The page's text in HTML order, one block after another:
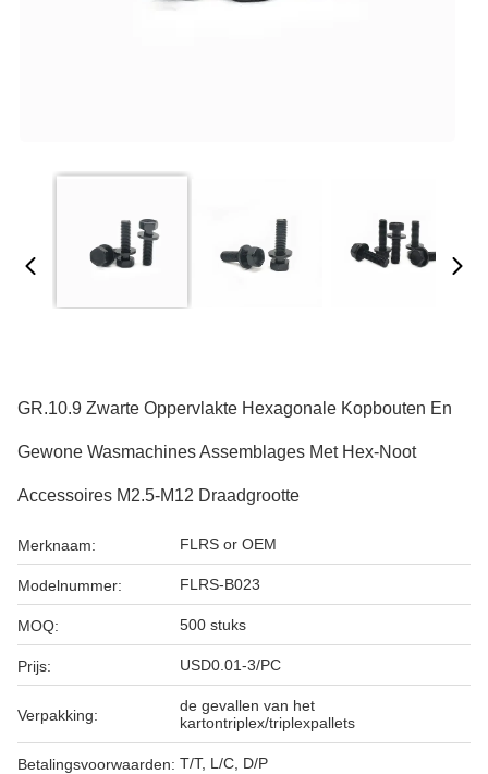
GR.10.9 Zwarte Oppervlakte Hexagonale Kopbouten En
Gewone Wasmachines Assemblages Met Hex-Noot
Accessoires M2.5-M12 Draadgrootte
Merknaam: FLRS or OEM
Modelnummer: FLRS-B023
MOQ: 500 stuks
Prijs: USD0.01-3/PC
Verpakking:
de gevallen van het
kartontriplex/triplexpallets
Betalingsvoorwaarden: T/T, L/C, D/P